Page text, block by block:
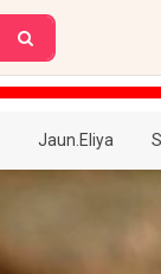
Jaun.Eliya